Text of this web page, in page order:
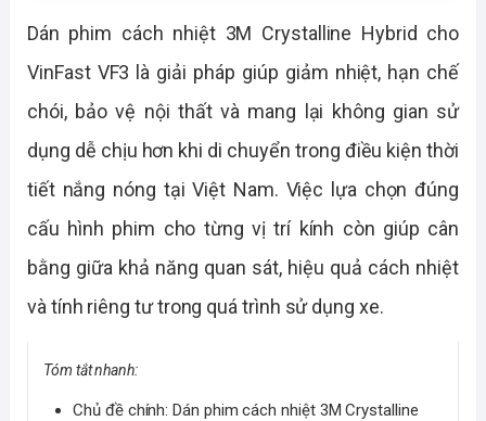
Dán phim cách nhiệt 3M Crystalline Hybrid cho
VinFast VF3 là giải pháp giúp giảm nhiệt, hạn chế
chói, bảo vệ nội thất và mang lại không gian sử
dụng dễ chịu hơn khi di chuyển trong điều kiện thời
tiết nắng nóng tại Việt Nam. Việc lựa chọn đúng
cấu hình phim cho từng vị trí kính còn giúp cân
bằng giữa khả năng quan sát, hiệu quả cách nhiệt
và tính riêng tư trong quá trình sử dụng xe.
Tóm tắt nhanh:
Chủ đề chính: Dán phim cách nhiệt 3M Crystalline